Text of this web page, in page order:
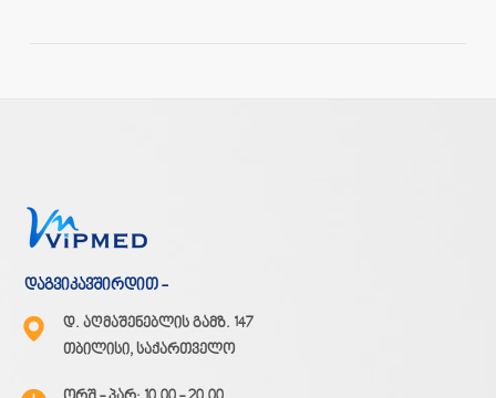
დაგვიკავშირდით -
დ. აღმაშენებლის გამზ. 147
თბილისი, საქართველო